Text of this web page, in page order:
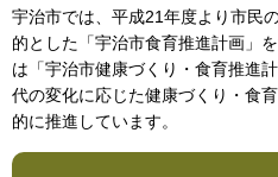
宇治市では、平成21年度より市民
的とした「宇治市食育推進計画」
は「宇治市健康づくり・食育推進
代の変化に応じた健康づくり・食
的に推進しています。